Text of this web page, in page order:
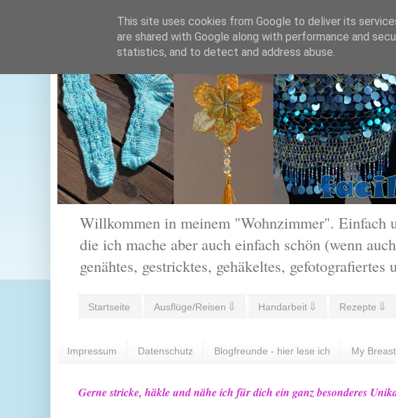
Willkommen in meinem "Wohnzimmer". Einfach
die ich mache aber auch einfach schön (wenn
genähtes, gestricktes, gehäkeltes, gefotografiertes
Startseite Ausflüge/Reisen ⇓ Handarbeit ⇓ Rezepte ⇓
Impressum Datenschutz Blogfreunde - hier lese ich My
Gerne stricke, häkle und nähe ich für dich ein ganz besonderes
This site uses cookies from Google to deliver its
are shared with Google along with performance and
statistics, and to detect and address abuse.